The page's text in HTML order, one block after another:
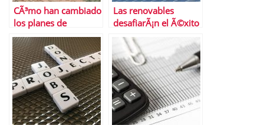
CÃ³mo han cambiado
los planes de
transporte en
Semana Santa las
restricciones
Las renovables
desafiarÃ¡n el Ã©xito
del gas natural a
largo plazo